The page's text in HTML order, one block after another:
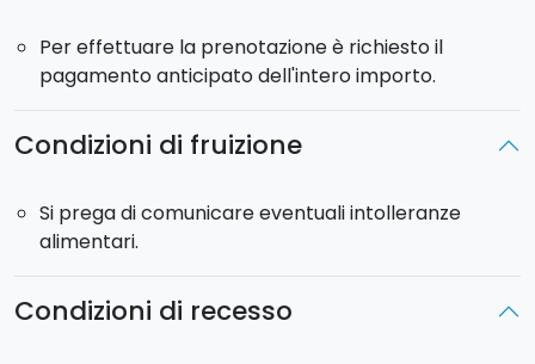
Per effettuare la prenotazione è richiesto il
pagamento anticipato dell'intero importo.
Condizioni di fruizione
Si prega di comunicare eventuali intolleranze
alimentari.
Condizioni di recesso